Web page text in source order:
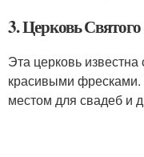
3. Церковь
Эта церковь известна
красивыми
местом для свадеб и